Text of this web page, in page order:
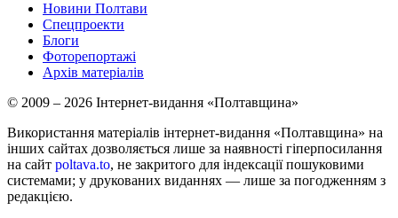
Новини Полтави
Спецпроекти
Блоги
Фоторепортажі
Архів матеріалів
© 2009 – 2026 Інтернет-видання «Полтавщина»
Використання матеріалів інтернет-видання «Полтавщина» на
інших сайтах дозволяється лише за наявності гіперпосилання
на сайт poltava.to, не закритого для індексації пошуковими
системами; у друкованих виданнях — лише за погодженням з
редакцією.